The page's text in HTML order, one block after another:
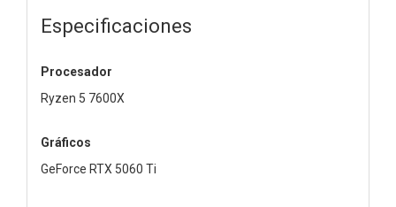
Especificaciones
Procesador
Ryzen 5 7600X
Gráficos
GeForce RTX 5060 Ti